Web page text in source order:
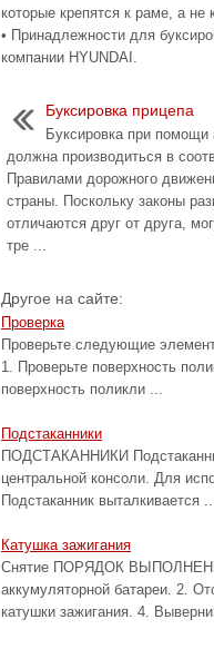
которые крепятся к раме, а не
• Принадлежности для
компании HYUNDAI.
Буксировка прицепа
Буксировка при помощи
должна производиться в
Правилами дорожного
страны. Поскольку законы
отличаются друг от друга,
тре ...
Другое на сайте:
Проверка
Проверьте следующие
1. Проверьте поверхность
поверхность поликли ...
Подстаканники
ПОДСТАКАННИКИ
центральной консоли. Для
Подстаканник выталкивается
Катушка зажигания
Снятие ПОРЯДОК
аккумуляторной батареи. 2.
катушки зажигания. 4.